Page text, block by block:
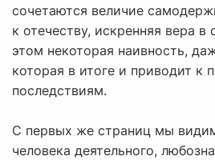
сочетаются величие
к отечеству, искренняя вера
этом некоторая наивность,
которая в итоге и приводит к
последствиям.
С первых же страниц мы
человека деятельного,